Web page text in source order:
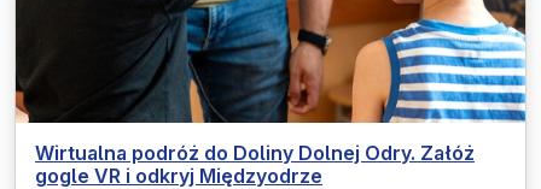
Wirtualna podróż do Doliny Dolnej Odry. Załóż
gogle VR i odkryj Międzyodrze